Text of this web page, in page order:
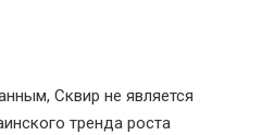
Сквир не является
тренда роста